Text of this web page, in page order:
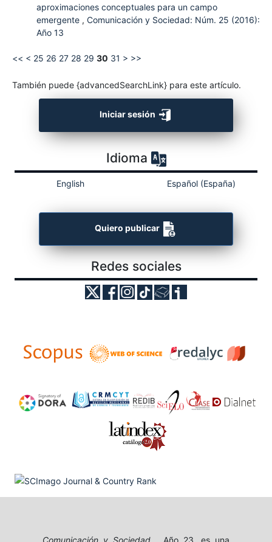
aproximaciones conceptuales para un campo
emergente , Comunicación y Sociedad: Núm. 25 (2016):
Año 13
<< < 25 26 27 28 29 30 31 > >>
También puede {advancedSearchLink} para este artículo.
Iniciar sesión
Idioma
English Español (España)
Quiero publicar
Redes sociales
Comunicación y Sociedad, Año 23, es una